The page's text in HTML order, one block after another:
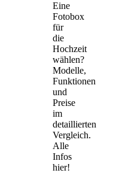
Eine
Fotobox
für
die
Hochzeit
wählen?
Modelle,
Funktionen
und
Preise
im
detaillierten
Vergleich.
Alle
Infos
hier!